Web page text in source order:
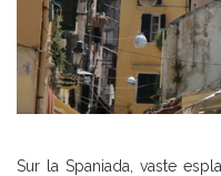
Sur la Spaniada, vaste